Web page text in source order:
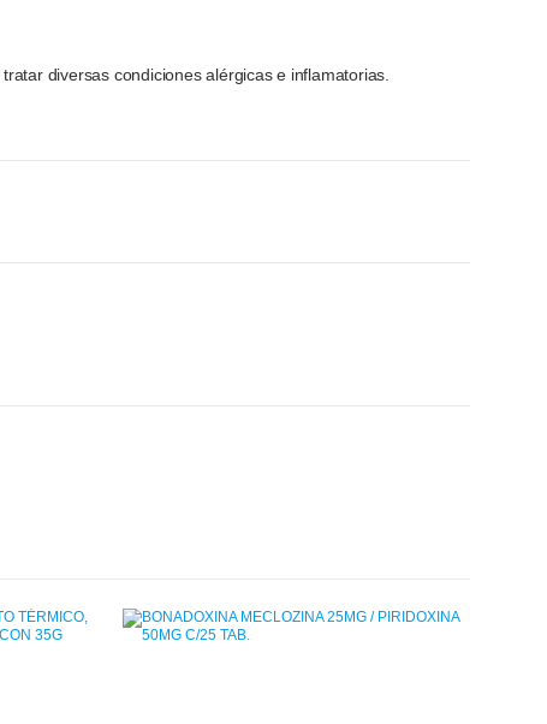
diversas condiciones alérgicas e inflamatorias.